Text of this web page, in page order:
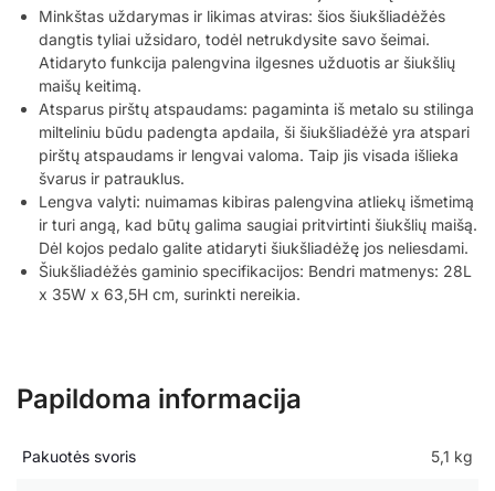
Minkštas uždarymas ir likimas atviras: šios šiukšliadėžės
dangtis tyliai užsidaro, todėl netrukdysite savo šeimai.
Atidaryto funkcija palengvina ilgesnes užduotis ar šiukšlių
maišų keitimą.
Atsparus pirštų atspaudams: pagaminta iš metalo su stilinga
milteliniu būdu padengta apdaila, ši šiukšliadėžė yra atspari
pirštų atspaudams ir lengvai valoma. Taip jis visada išlieka
švarus ir patrauklus.
Lengva valyti: nuimamas kibiras palengvina atliekų išmetimą
ir turi angą, kad būtų galima saugiai pritvirtinti šiukšlių maišą.
Dėl kojos pedalo galite atidaryti šiukšliadėžę jos neliesdami.
Šiukšliadėžės gaminio specifikacijos: Bendri matmenys: 28L
x 35W x 63,5H cm, surinkti nereikia.
Papildoma informacija
Pakuotės svoris 5,1 kg